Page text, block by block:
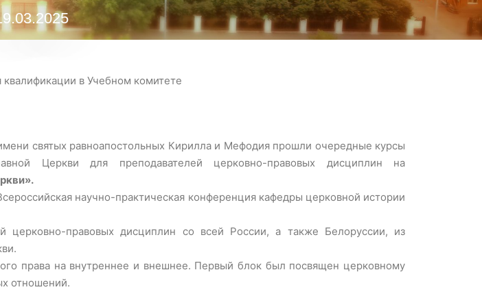
в Учебном комитете
святых равноапостольных Кирилла и Мефодия прошли очередные курсы
Церкви для преподавателей церковно-правовых дисциплин на
научно-практическая конференция кафедры церковной истории
церковно-правовых дисциплин со всей России, а также Белоруссии, из
права на внутреннее и внешнее. Первый блок был посвящен церковному
отношений.